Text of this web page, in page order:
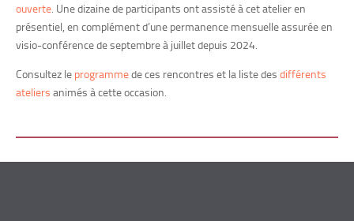
ouverte. Une dizaine de participants ont assisté à cet atelier en
présentiel, en complément d’une permanence mensuelle assurée en
visio-conférence de septembre à juillet depuis 2024.
Consultez le programmede ces rencontres et la liste des différents
ateliers animés à cette occasion.